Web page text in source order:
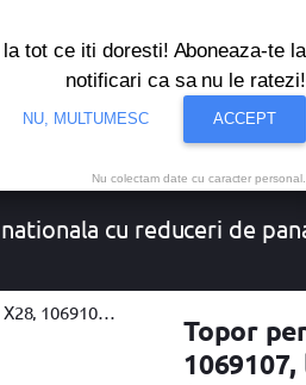
Oferte Resigilate Solutii de
cu reduceri de
(Portocaliu/Negru)
Topor
la tot ce iti doresti! Aboneaza-te la
notificari ca sa nu le ratezi!
NU, MULTUMESC ACCEPT
Nu colectam date cu caracter personal.